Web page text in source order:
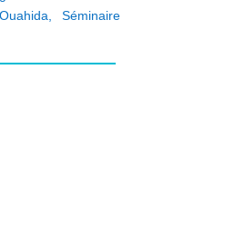
, Séminaire